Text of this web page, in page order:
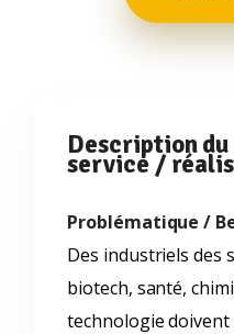
Description
service /
Problématique /
Des industriels des
biotech, santé,
technologie doivent